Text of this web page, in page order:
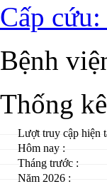
Cấp cứu:
Bệnh
Thống kê
Lượt truy cập hiện
Hôm nay :
Tháng trước :
Năm 2026 :